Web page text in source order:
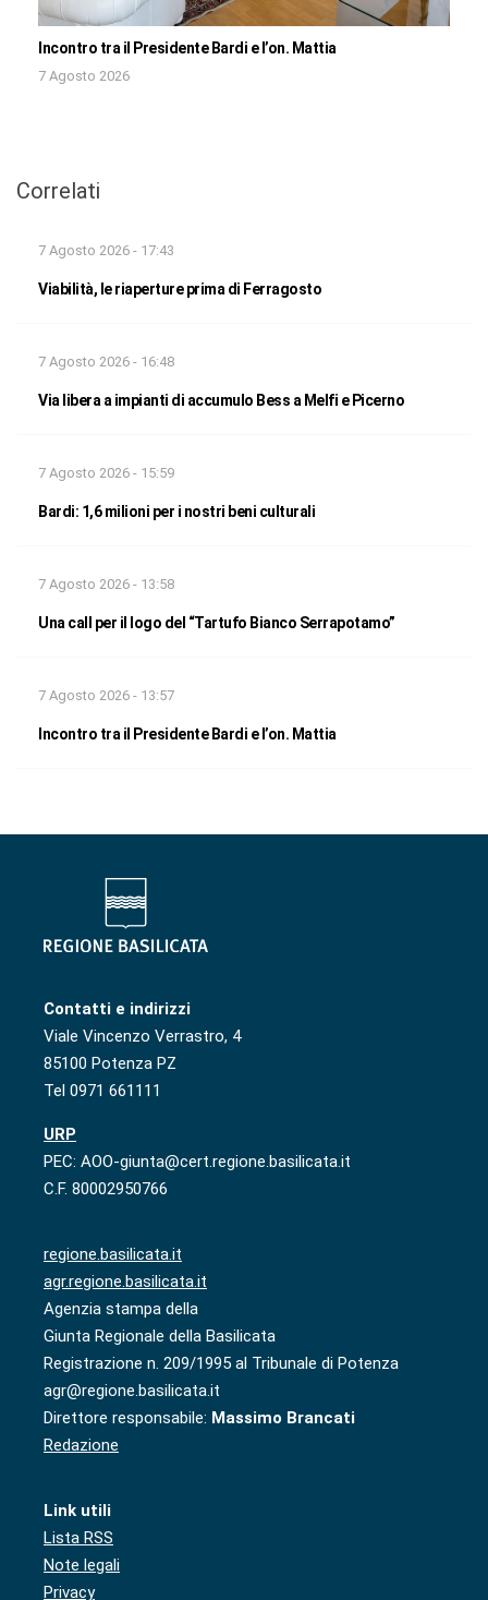
Incontro tra il Presidente Bardi e l’on. Mattia
7 Agosto 2026
Correlati
7 Agosto 2026 - 17:43
Viabilità, le riaperture prima di Ferragosto
7 Agosto 2026 - 16:48
Via libera a impianti di accumulo Bess a Melfi e Picerno
7 Agosto 2026 - 15:59
Bardi: 1,6 milioni per i nostri beni culturali
7 Agosto 2026 - 13:58
Una call per il logo del “Tartufo Bianco Serrapotamo”
7 Agosto 2026 - 13:57
Incontro tra il Presidente Bardi e l’on. Mattia
Contatti e indirizzi
Viale Vincenzo Verrastro, 4
85100 Potenza PZ
Tel 0971 661111
URP
PEC: AOO-giunta@cert.regione.basilicata.it
C.F. 80002950766
regione.basilicata.it
agr.regione.basilicata.it
Agenzia stampa della
Giunta Regionale della Basilicata
Registrazione n. 209/1995 al Tribunale di Potenza
agr@regione.basilicata.it
Direttore responsabile: Massimo Brancati
Redazione
Link utili
Lista RSS
Note legali
Privacy